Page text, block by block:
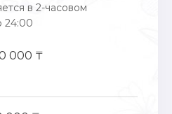
в 2-часовом
24:00
000 ₸